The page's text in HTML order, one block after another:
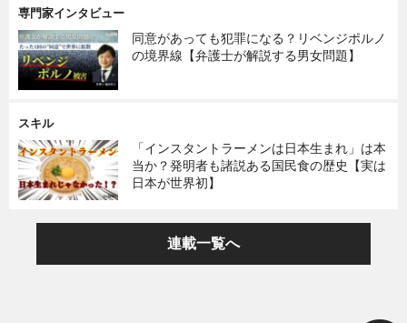
専門家インタビュー
同意があっても犯罪になる？リベンジポルノ
の境界線【弁護士が解説する男女問題】
スキル
「インスタントラーメンは日本生まれ」は本
当か？発明者も諸説ある国民食の歴史【実は
日本が世界初】
連載一覧へ